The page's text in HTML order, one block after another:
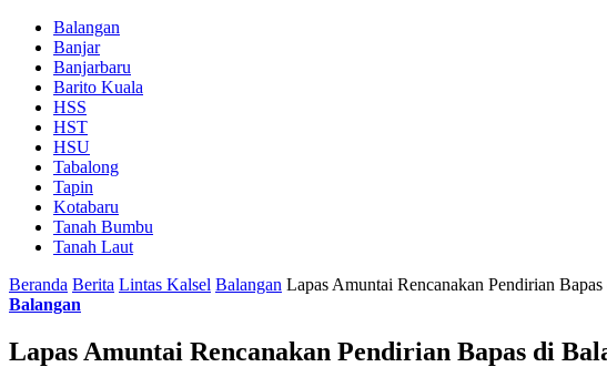
Balangan
Banjar
Banjarbaru
Barito Kuala
HSS
HST
HSU
Tabalong
Tapin
Kotabaru
Tanah Bumbu
Tanah Laut
Beranda Berita Lintas Kalsel Balangan Lapas Amuntai Rencanakan Pendirian
Balangan
Lapas Amuntai Rencanakan Pendirian Bapas di